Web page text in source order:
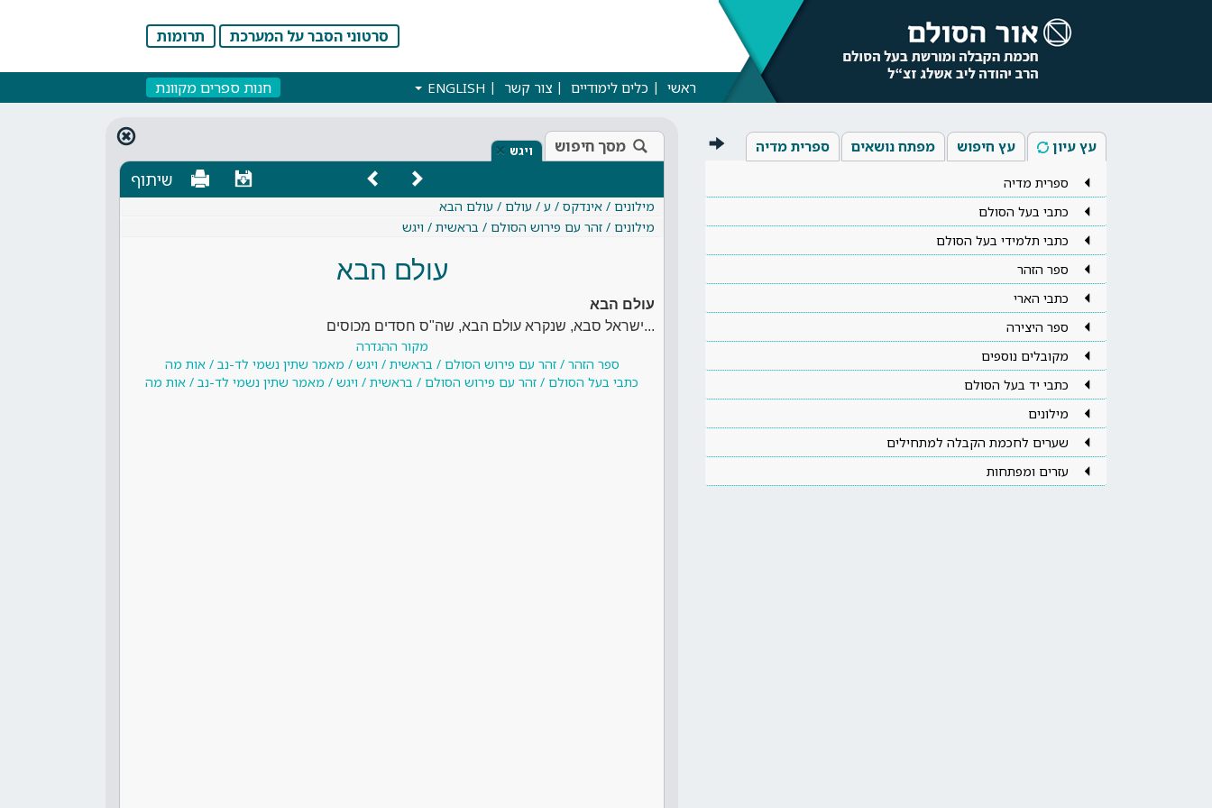
סרטוני הסבר על המערכת תרומות
ראשי כלים לימודיים צור קשר ENGLISH חנות ספרים מקוונת
עץ עיון עץ חיפוש מפתח נושאים ספרית מדיה
ספרית מדיה
כתבי בעל הסולם
כתבי תלמידי בעל הסולם
ספר הזהר
כתבי הארי
ספר היצירה
מקובלים נוספים
כתבי יד בעל הסולם
מילונים
שערים לחכמת הקבלה למתחילים
עזרים ומפתחות
מסך חיפוש ויגש ×
שיתוף
מילונים / אינדקס / ע / עולם / עולם הבא
מילונים / זהר עם פירוש הסולם / בראשית / ויגש
עולם הבא
עולם הבא
...ישראל סבא, שנקרא עולם הבא, שה"ס חסדים מכוסים
מקור ההגדרה
ספר הזהר / זהר עם פירוש הסולם / בראשית / ויגש / מאמר שתין נשמי לד-נב / אות מה
כתבי בעל הסולם / זהר עם פירוש הסולם / בראשית / ויגש / מאמר שתין נשמי לד-נב / אות מה